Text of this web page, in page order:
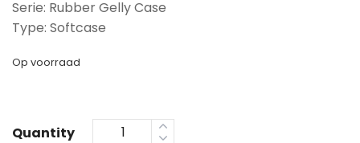
Serie: Rubber Gelly Case
Type: Softcase
Op voorraad
Quantity